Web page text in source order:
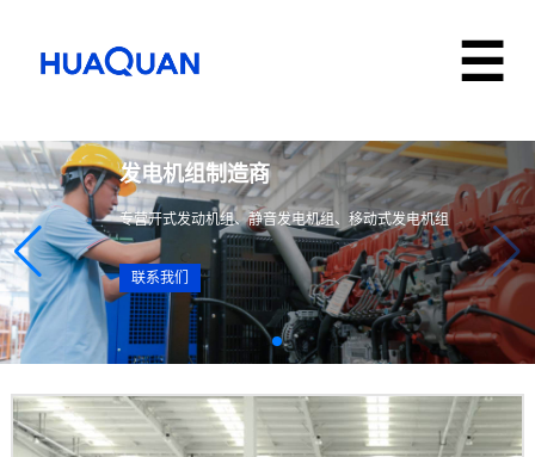
发电机组制造商
专营开式发动机组、静音发电机组、移动式发电机组
联系我们